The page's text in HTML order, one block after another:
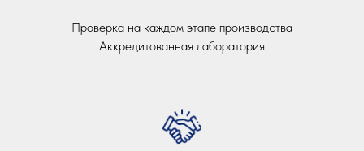
Проверка на каждом этапе производства
Аккредитованная лаборатория